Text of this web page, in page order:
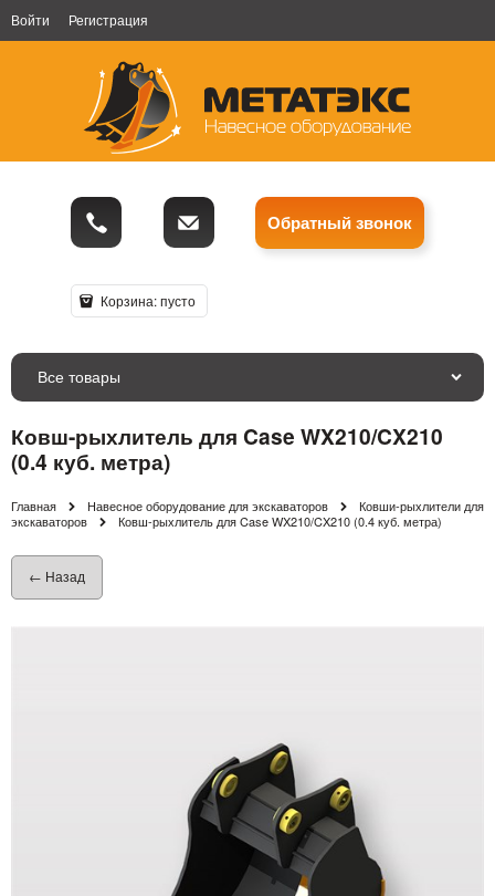
Войти Регистрация
Обратный звонок
Корзина:пусто
Все товары
Ковш-рыхлитель для Case WX210/CX210
(0.4 куб. метра)
Главная Навесное оборудование для экскаваторов
Ковши-рыхлители для
экскаваторов
Ковш-рыхлитель для Case WX210/CX210 (0.4 куб. метра)
← Назад